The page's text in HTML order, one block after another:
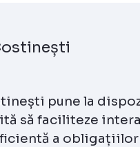
pune la
să faciliteze
a obligațiilor